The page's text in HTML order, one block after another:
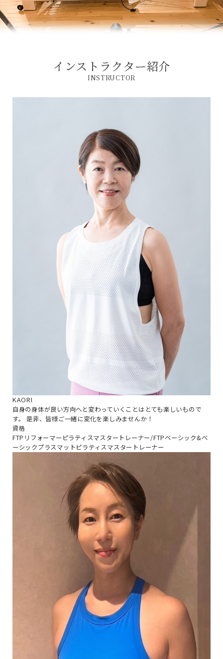
養成講座 / 採用情報
インストラクター紹介
INSTRUCTOR
KAORI
自身の身体が良い方向へと変わっていくことはとても楽しいもので
す。 是非、皆様ご一緒に変化を楽しみませんか！
資格
FTPリフォーマーピラティスマスタートレーナー/FTPベーシック&ベ
ーシックプラスマットピラティスマスタートレーナー